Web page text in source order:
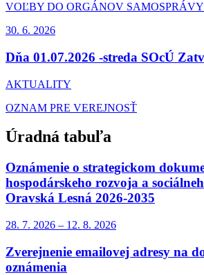
VOĽBY DO ORGÁNOV
30. 6. 2026
Dňa 01.07.2026 -streda SOcÚ
AKTUALITY
OZNAM PRE VEREJNOSŤ
Úradná tabuľa
Oznámenie o strategickom
hospodárskeho rozvoja a
Oravská Lesná 2026-2035
28. 7. 2026 – 12. 8. 2026
Zverejnenie emailovej adresy na
oznámenia